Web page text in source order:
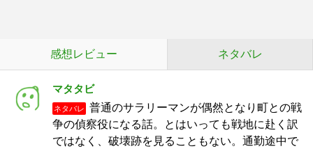
感想レビュー ネタバレ
マタタビ
ネタバレ
普通のサラリーマンが偶然となり町との戦
争の偵察役になる話。とはいっても戦地に赴く訳
ではなく、破壊跡を見ることもない。通勤途中で